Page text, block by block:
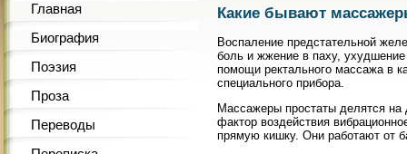
Главная
Биография
Поэзия
Проза
Переводы
Какие бывают
Воспаление предстательной
боль и жжение в паху,
помощи ректального массажа в
специального прибора.
Массажеры простаты делятся на
фактор воздействия
прямую кишку. Они работают от